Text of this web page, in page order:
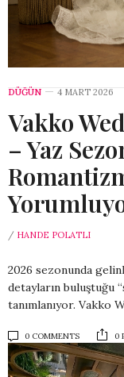
DÜĞÜN 4 MART 2026
Vakko
– Yaz
/ HANDE POLATLI
2026 sezonunda
detayların buluştuğu
tanımlanıyor. Vakko
0 COMMENTS 0